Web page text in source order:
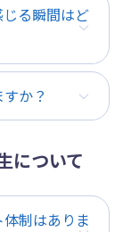
る瞬間はど
か？
について
制はありま